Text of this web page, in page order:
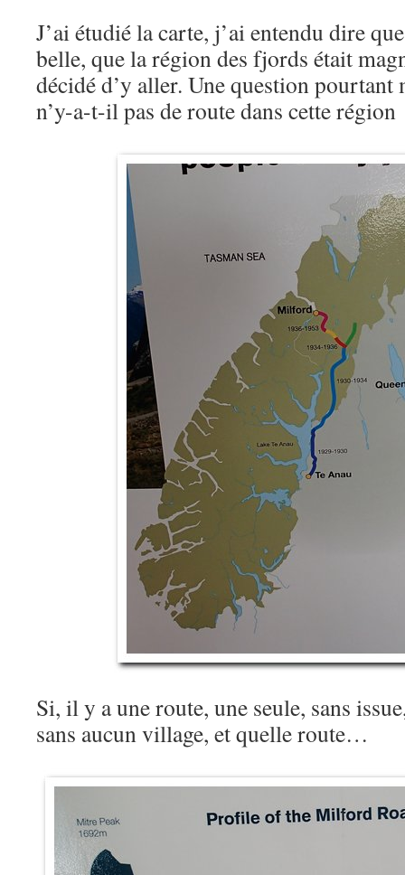
J’ai étudié la carte, j’ai entendu dire
belle, que la région des fjords était
décidé d’y aller. Une question
n’y-a-t-il pas de route dans cette région
Si, il y a une route, une seule, sans
sans aucun village, et quelle route…